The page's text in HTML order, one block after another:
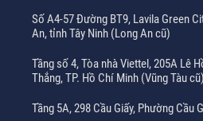
Số A4-57 Đường BT9, Lavila Green
An, tỉnh Tây Ninh (Long An cũ)
Tầng số 4, Tòa nhà Viettel, 205A Lê
Thắng, TP. Hồ Chí Minh (Vũng Tàu cũ)
Tầng 5A, 298 Cầu Giấy, Phường Cầu